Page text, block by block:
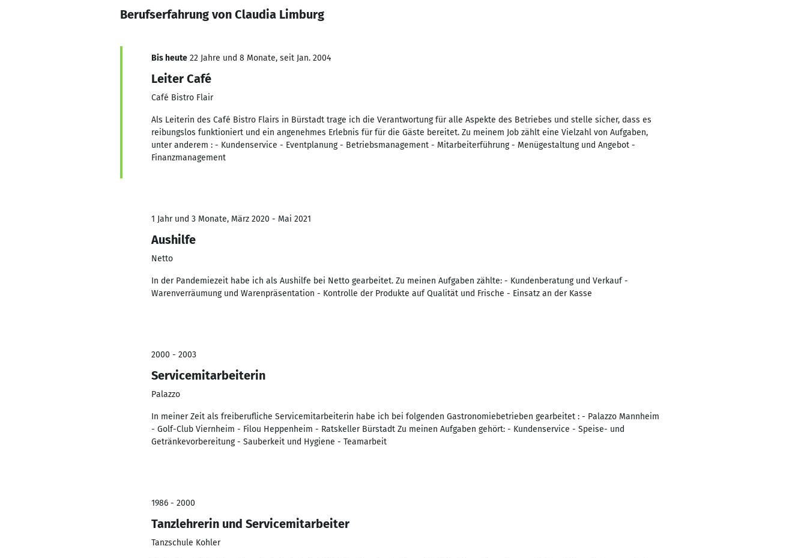
Berufserfahrung von Claudia Limburg
Bis heute 22 Jahre und 8 Monate, seit Jan. 2004
Leiter Café
Café Bistro Flair
Als Leiterin des Café Bistro Flairs in Bürstadt trage ich die Verantwortung für alle Aspekte des Betriebes und stelle sicher, dass es
reibungslos funktioniert und ein angenehmes Erlebnis für für die Gäste bereitet. Zu meinem Job zählt eine Vielzahl von Aufgaben,
unter anderem : - Kundenservice - Eventplanung - Betriebsmanagement - Mitarbeiterführung - Menügestaltung und Angebot -
Finanzmanagement
1 Jahr und 3 Monate, März 2020 - Mai 2021
Aushilfe
Netto
In der Pandemiezeit habe ich als Aushilfe bei Netto gearbeitet. Zu meinen Aufgaben zählte: - Kundenberatung und Verkauf -
Warenverräumung und Warenpräsentation - Kontrolle der Produkte auf Qualität und Frische - Einsatz an der Kasse
2000 - 2003
Servicemitarbeiterin
Palazzo
In meiner Zeit als freiberufliche Servicemitarbeiterin habe ich bei folgenden Gastronomiebetrieben gearbeitet : - Palazzo Mannheim
- Golf-Club Viernheim - Filou Heppenheim - Ratskeller Bürstadt Zu meinen Aufgaben gehört: - Kundenservice - Speise- und
Getränkevorbereitung - Sauberkeit und Hygiene - Teamarbeit
1986 - 2000
Tanzlehrerin und Servicemitarbeiter
Tanzschule Kohler